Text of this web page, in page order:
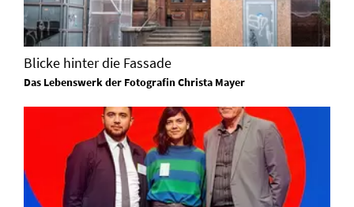
Blicke hinter die Fassade
Das Lebenswerk der Fotografin Christa Mayer